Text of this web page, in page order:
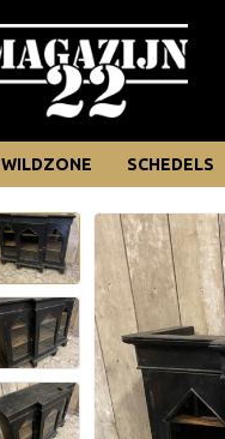
WILDZONE SCHEDELS